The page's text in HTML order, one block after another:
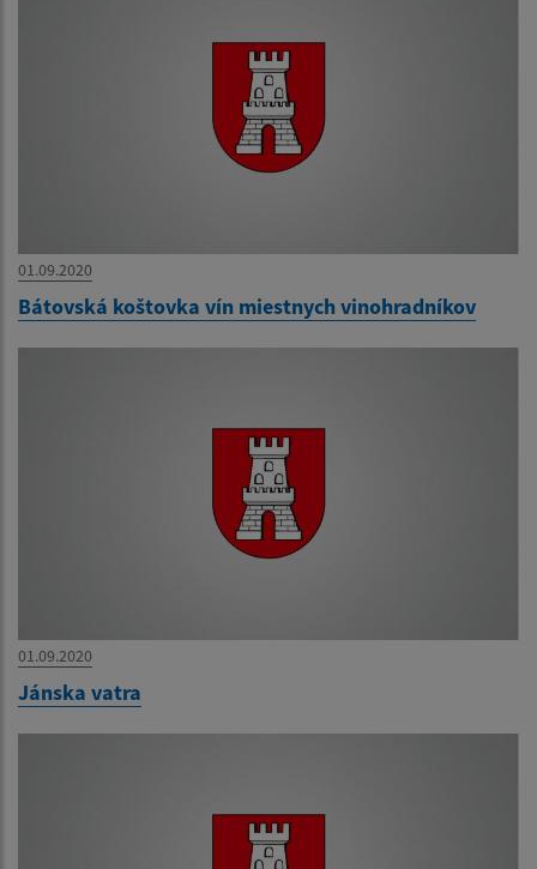
01.09.2020
Bátovská koštovka vín miestnych vinohradníkov
01.09.2020
Jánska vatra